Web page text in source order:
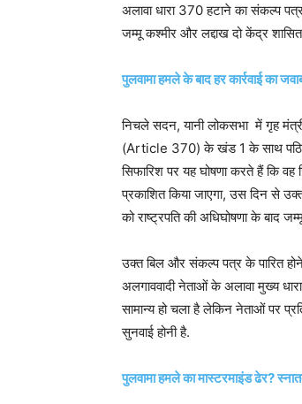
अलावा धारा 370 हटाने का संकल्प
जम्मू कश्मीर और लद्दाख दो केंद्र
पुलवामा हमले के बाद हर कार्रवाई का
निचले सदन, यानी लोकसभा में गृह
(Article 370) के खंड 1 के साथ पठित
सिफारिश पर यह घोषणा करते हैं कि वह
प्रकाशित किया जाएगा, उस दिन से
को राष्ट्रपति की अधिघोषणा के बाद
उक्त बिल और संकल्प पत्र के पारित
अलगाववादी नेताओं के अलावा मुख्य
सामान्य हो चला है लेकिन नेताओं पर
सुनवाई होनी है.
पुलवामा हमले का मास्टरमाइंड ढेर?